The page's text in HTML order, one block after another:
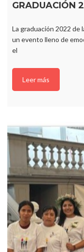
GRADUACIÓN
La graduación 2022 de
un evento lleno de
el
Leer más